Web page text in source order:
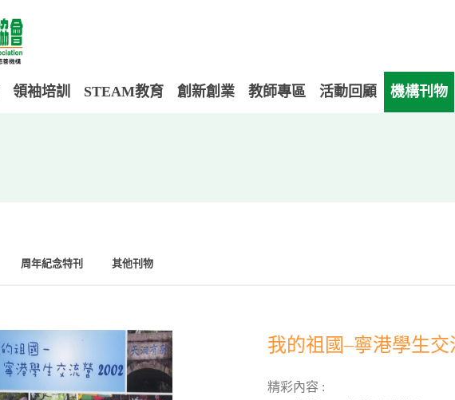
領袖培訓 STEAM教育 創新創業 教師專區 活動回顧 機構刊物
周年紀念特刊 其他刊物
我的祖國–寧港學生交
精彩內容 :